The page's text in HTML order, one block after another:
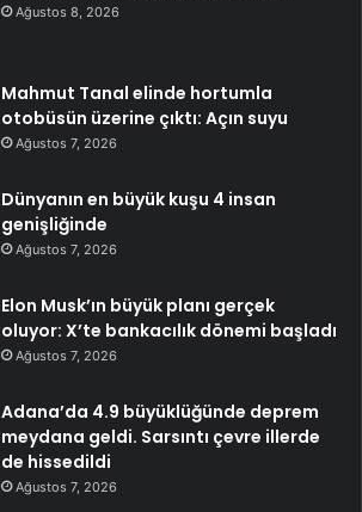
Ağustos 8, 2026
Mahmut Tanal elinde hortumla
otobüsün üzerine çıktı: Açın suyu
Ağustos 7, 2026
Dünyanın en büyük kuşu 4 insan
genişliğinde
Ağustos 7, 2026
Elon Musk’ın büyük planı gerçek
oluyor: X’te bankacılık dönemi başladı
Ağustos 7, 2026
Adana’da 4.9 büyüklüğünde deprem
meydana geldi. Sarsıntı çevre illerde
de hissedildi
Ağustos 7, 2026